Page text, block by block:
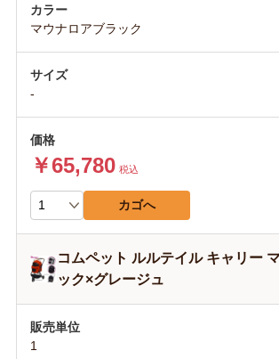
マウナロアブラック
-
￥65,780 税込
カゴへ
コムペット ルルテイル キャリー
ック×グレージュ
1